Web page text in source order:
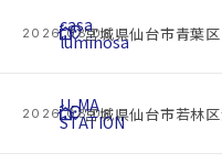
2026.08.08
cottage
casa
luminosa
location_on宮城県仙台市青葉
2026.08.08
cottage
U-MA
STATION
location_on宮城県仙台市若林